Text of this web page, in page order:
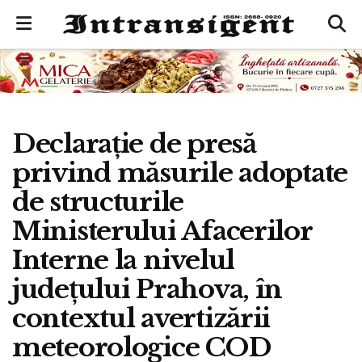
Declarație de presă
privind măsurile adoptate
de structurile
Ministerului Afacerilor
Interne la nivelul
județului Prahova, în
contextul avertizării
meteorologice COD